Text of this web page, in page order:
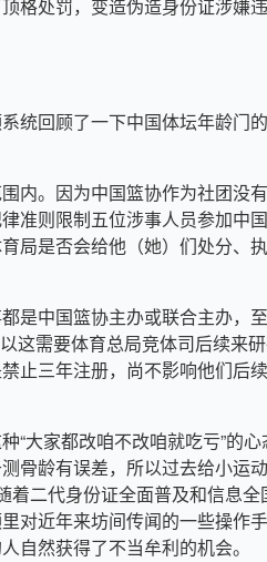
格处罚，变造伪造身份证涉嫌违
统回顾了一下中国体坛年龄门
内。因为中国篮协作为社团没
准则限制五位涉事人员参加中
局是否会给他（她）们处分、
是中国篮协主办或联合主办，
这需要体育总局竞体司后续来
止三年注册，尚不影响他们后
大家都改咱不改咱就吃亏”的心
骨龄有误差，所以过去给小运
着二代身份证全面普及和信息全
对近年来坊间传闻的一些操作
自然获得了不当牟利的机会。